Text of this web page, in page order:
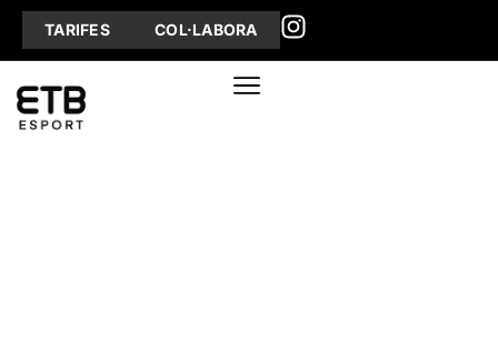
TARIFES COL·LABORA